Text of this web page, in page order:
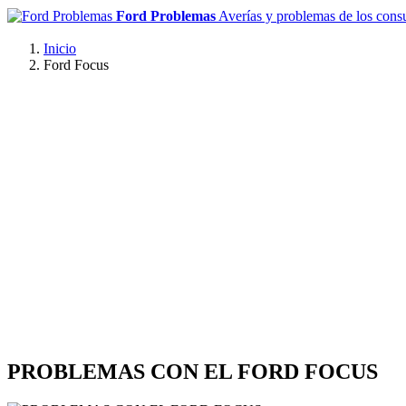
Ford Problemas Averías y problemas de los
Inicio
Ford Focus
PROBLEMAS CON EL FORD FOCUS